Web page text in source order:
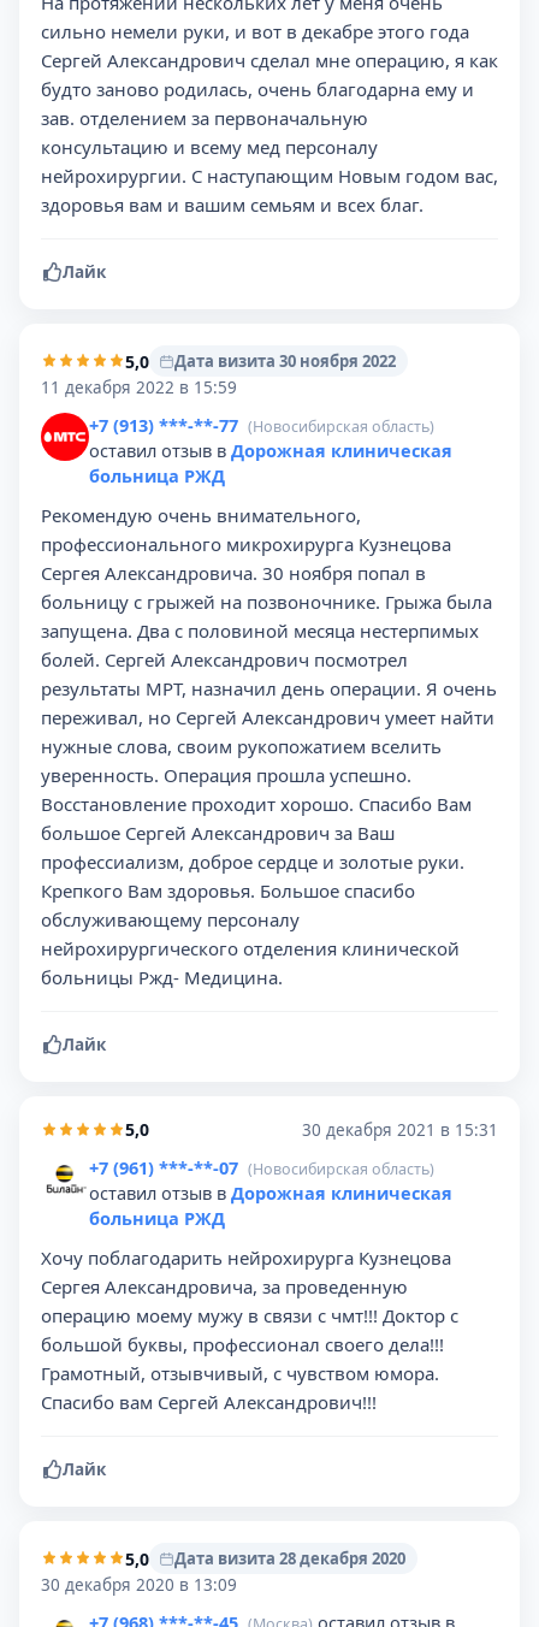
сильно немели руки, и вот в декабре этого года
Сергей Александрович сделал мне операцию, я как
будто заново родилась, очень благодарна ему и
зав. отделением за первоначальную
консультацию и всему мед персоналу
нейрохирургии. С наступающим Новым годом вас,
здоровья вам и вашим семьям и всех благ.
Лайк
5,0
Дата визита 30 ноября 2022
11 декабря 2022 в 15:59
+7 (913) ***-**-77 (Новосибирская область)
оставил отзыв в Дорожная клиническая
больница РЖД
Рекомендую очень внимательного,
профессионального микрохирурга Кузнецова
Сергея Александровича. 30 ноября попал в
больницу с грыжей на позвоночнике. Грыжа была
запущена. Два с половиной месяца нестерпимых
болей. Сергей Александрович посмотрел
результаты МРТ, назначил день операции. Я очень
переживал, но Сергей Александрович умеет найти
нужные слова, своим рукопожатием вселить
уверенность. Операция прошла успешно.
Восстановление проходит хорошо. Спасибо Вам
большое Сергей Александрович за Ваш
профессиализм, доброе сердце и золотые руки.
Крепкого Вам здоровья. Большое спасибо
обслуживающему персоналу
нейрохирургического отделения клинической
больницы Ржд- Медицина.
Лайк
5,0 30 декабря 2021 в 15:31
+7 (961) ***-**-07 (Новосибирская область)
оставил отзыв в Дорожная клиническая
больница РЖД
Хочу поблагодарить нейрохирурга Кузнецова
Сергея Александровича, за проведенную
операцию моему мужу в связи с чмт!!! Доктор с
большой буквы, профессионал своего дела!!!
Грамотный, отзывчивый, с чувством юмора.
Спасибо вам Сергей Александрович!!!
Лайк
5,0
Дата визита 28 декабря 2020
30 декабря 2020 в 13:09
+7 (968) ***-**-45
оставил отзыв в